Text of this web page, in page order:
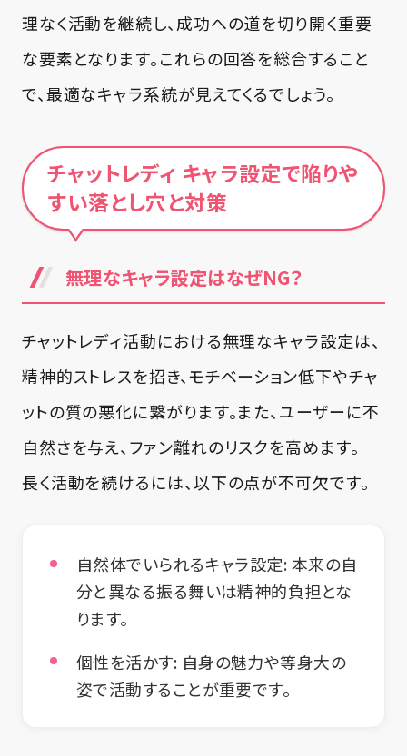
理なく活動を継続し、成功への道を切り開く重要
な要素となります。これらの回答を総合すること
で、最適なキャラ系統が見えてくるでしょう。
チャットレディ キャラ設定で陥りや
すい落とし穴と対策
無理なキャラ設定はなぜNG？
チャットレディ活動における無理なキャラ設定は、
精神的ストレスを招き、モチベーション低下やチャ
ットの質の悪化に繋がります。また、ユーザーに不
自然さを与え、ファン離れのリスクを高めます。
長く活動を続けるには、以下の点が不可欠です。
自然体でいられるキャラ設定: 本来の自
分と異なる振る舞いは精神的負担とな
ります。
個性を活かす: 自身の魅力や等身大の
姿で活動することが重要です。